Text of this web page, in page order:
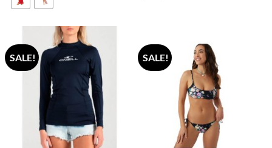
SALE! SALE!